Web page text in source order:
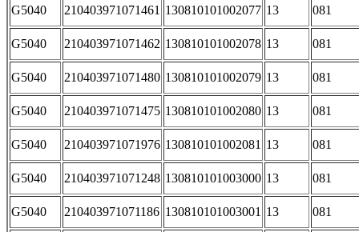
G5040 210403971071461 130810101002077 13 081
G5040 210403971071462 130810101002078 13 081
G5040 210403971071480 130810101002079 13 081
G5040 210403971071475 130810101002080 13 081
G5040 210403971071976 130810101002081 13 081
G5040 210403971071248 130810101003000 13 081
G5040 210403971071186 130810101003001 13 081